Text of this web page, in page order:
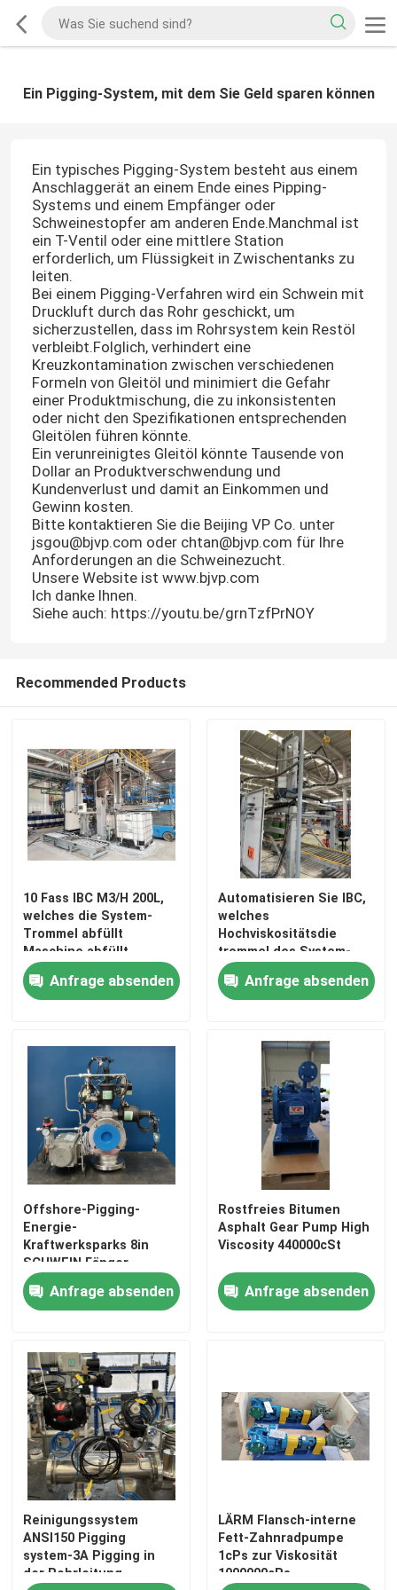
Ein Pigging-System, mit dem Sie Geld sparen können
Ein typisches Pigging-System besteht aus einem
Anschlaggerät an einem Ende eines Pipping-
Systems und einem Empfänger oder
Schweinestopfer am anderen Ende.Manchmal ist
ein T-Ventil oder eine mittlere Station
erforderlich, um Flüssigkeit in Zwischentanks zu
leiten.
Bei einem Pigging-Verfahren wird ein Schwein mit
Druckluft durch das Rohr geschickt, um
sicherzustellen, dass im Rohrsystem kein Restöl
verbleibt.Folglich, verhindert eine
Kreuzkontamination zwischen verschiedenen
Formeln von Gleitöl und minimiert die Gefahr
einer Produktmischung, die zu inkonsistenten
oder nicht den Spezifikationen entsprechenden
Gleitölen führen könnte.
Ein verunreinigtes Gleitöl könnte Tausende von
Dollar an Produktverschwendung und
Kundenverlust und damit an Einkommen und
Gewinn kosten.
Bitte kontaktieren Sie die Beijing VP Co. unter
jsgou@bjvp.com oder chtan@bjvp.com für Ihre
Anforderungen an die Schweinezucht.
Unsere Website ist www.bjvp.com
Ich danke Ihnen.
Siehe auch: https://youtu.be/grnTzfPrNOY
Recommended Products
10 Fass IBC M3/H 200L,
welches die System-
Trommel abfüllt
Maschine abfüllt
Anfrage absenden
Automatisieren Sie IBC,
welches
Hochviskositätsdie
trommel des System-
DDU abfüllt, die System
abfülltAnfrage absenden
Offshore-Pigging-
Energie-
Kraftwerksparks 8in
SCHWEIN Fänger
Anfrage absenden
Rostfreies Bitumen
Asphalt Gear Pump High
Viscosity 440000cSt
Anfrage absenden
Reinigungssystem
ANSI150 Pigging
system-3A Pigging in
der Rohrleitung
LÄRM Flansch-interne
Fett-Zahnradpumpe
1cPs zur Viskosität
1000000cPs